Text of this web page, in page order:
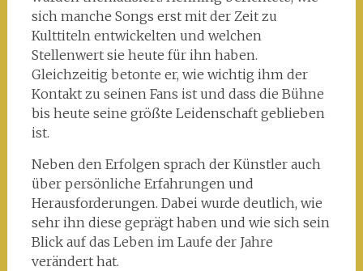
sich manche Songs erst mit der Zeit zu
Kulttiteln entwickelten und welchen
Stellenwert sie heute für ihn haben.
Gleichzeitig betonte er, wie wichtig ihm der
Kontakt zu seinen Fans ist und dass die Bühne
bis heute seine größte Leidenschaft geblieben
ist.
Neben den Erfolgen sprach der Künstler auch
über persönliche Erfahrungen und
Herausforderungen. Dabei wurde deutlich, wie
sehr ihn diese geprägt haben und wie sich sein
Blick auf das Leben im Laufe der Jahre
verändert hat.